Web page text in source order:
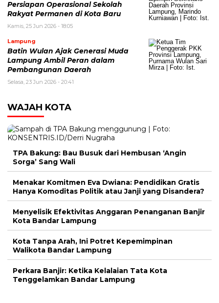
Persiapan Operasional Sekolah
Rakyat Permanen di Kota Baru
Kamis, 25 Jun 2026 - 18:05
Lampung
Batin Wulan Ajak Generasi Muda
Lampung Ambil Peran dalam
Pembangunan Daerah
Selasa, 23 Jun 2026 - 20:41
WAJAH KOTA
TPA Bakung: Bau Busuk dari Hembusan ‘Angin
Sorga’ Sang Wali
Menakar Komitmen Eva Dwiana: Pendidikan Gratis
Hanya Komoditas Politik atau Janji yang Disandera?
Menyelisik Efektivitas Anggaran Penanganan Banjir
Kota Bandar Lampung
Kota Tanpa Arah, Ini Potret Kepemimpinan
Walikota Bandar Lampung
Perkara Banjir: Ketika Kelalaian Tata Kota
Tenggelamkan Bandar Lampung